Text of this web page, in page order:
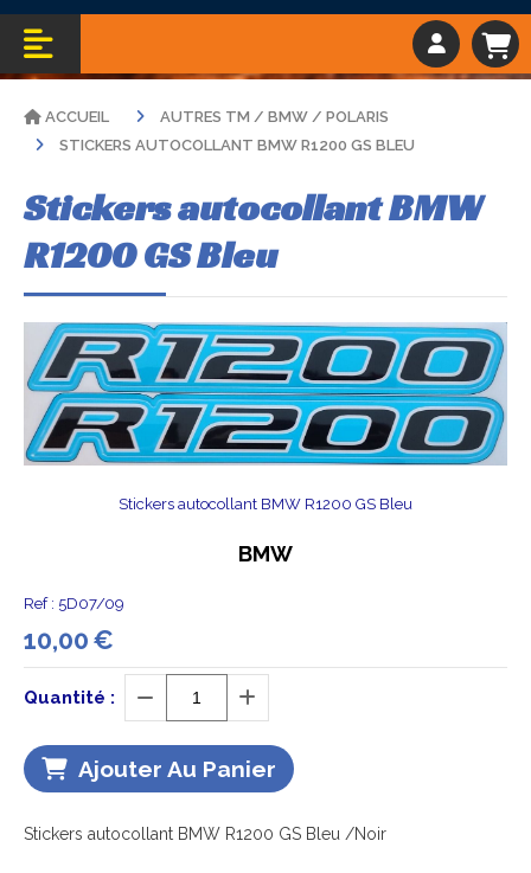
ACCUEIL
AUTRES TM / BMW / POLARIS
STICKERS AUTOCOLLANT BMW R1200 GS BLEU
Stickers autocollant BMW
R1200 GS Bleu
Stickers autocollant BMW R1200 GS Bleu
BMW
Ref : 5D07/09
10,00€
Quantité :
Ajouter Au Panier
Stickers autocollant BMW R1200 GS Bleu /Noir